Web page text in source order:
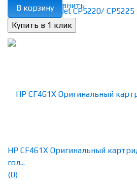
избранное сравнить
В корзину
HP CF461X Оригинальный
гол...
(0)